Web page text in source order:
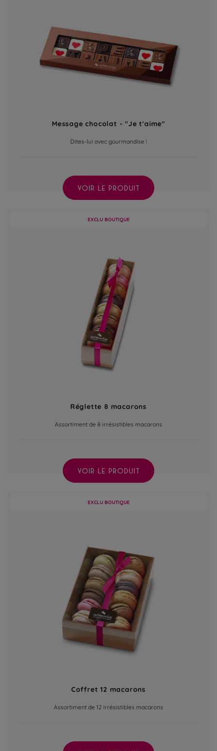
Message chocolat - "Je t'aime"
Dites-lui avec gourmandise !
VOIR LE PRODUIT
EXCLU BOUTIQUE
Réglette 8 macarons
Assortiment de 8 irrésistibles macarons
VOIR LE PRODUIT
EXCLU BOUTIQUE
Coffret 12 macarons
Assortiment de 12 irrésistibles macarons